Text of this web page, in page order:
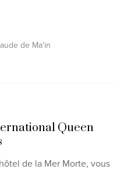
de Ma'in
Queen
de la Mer Morte, vous